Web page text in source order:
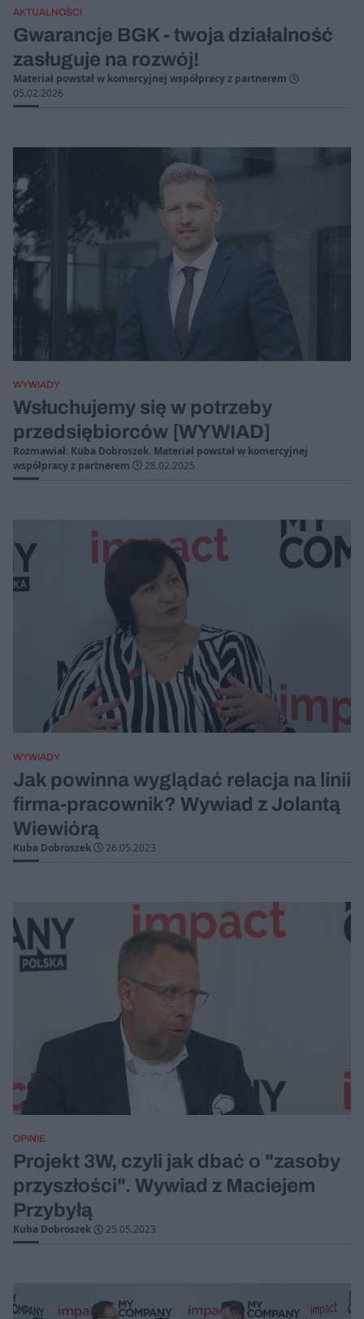
AKTUALNOŚCI
Gwarancje BGK - twoja działalność
zasługuje na rozwój!
Materiał powstał w komercyjnej współpracy z partnerem
05.02.2026
WYWIADY
Wsłuchujemy się w potrzeby
przedsiębiorców [WYWIAD]
Rozmawiał: Kuba Dobroszek. Materiał powstał w komercyjnej
współpracy z partnerem
28.02.2025
WYWIADY
Jak powinna wyglądać relacja na linii
firma-pracownik? Wywiad z Jolantą
Wiewiórą
Kuba Dobroszek 26.05.2023
OPINIE
Projekt 3W, czyli jak dbać o "zasoby
przyszłości". Wywiad z Maciejem
Przybyłą
Kuba Dobroszek 25.05.2023